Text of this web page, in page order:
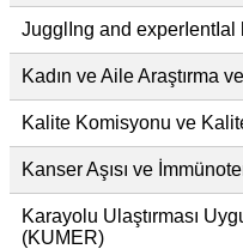
JugglIng and experIentIal
Kadın ve Aile Araştırma
Kalite Komisyonu ve
Kanser Aşısı ve
Karayolu Ulaştırması
(KUMER)